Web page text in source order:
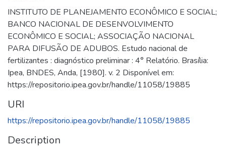
INSTITUTO DE PLANEJAMENTO ECONÔMICO E SOCIAL;
BANCO NACIONAL DE DESENVOLVIMENTO
ECONÔMICO E SOCIAL; ASSOCIAÇÃO NACIONAL
PARA DIFUSÃO DE ADUBOS. Estudo nacional de
fertilizantes : diagnóstico preliminar : 4° Relatório. Brasília:
Ipea, BNDES, Anda, [1980]. v. 2 Disponível em:
https://repositorio.ipea.gov.br/handle/11058/19885
URI
https://repositorio.ipea.gov.br/handle/11058/19885
Description